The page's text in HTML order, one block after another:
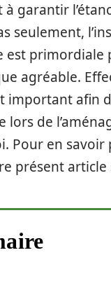
à garantir
seulement,
est primordiale
agréable.
important afin
de
Pour en savoir
présent article